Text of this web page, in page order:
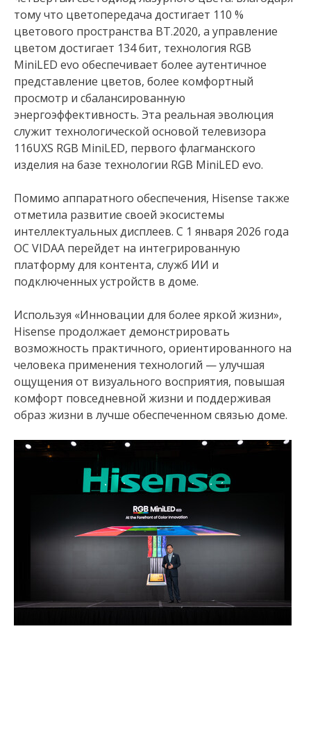
тому что цветопередача достигает 110 %
цветового пространства BT.2020, а управление
цветом достигает 134 бит, технология RGB
MiniLED evo обеспечивает более аутентичное
представление цветов, более комфортный
просмотр и сбалансированную
энергоэффективность. Эта реальная эволюция
служит технологической основой телевизора
116UXS RGB MiniLED, первого флагманского
изделия на базе технологии RGB MiniLED evo.
Помимо аппаратного обеспечения, Hisense также
отметила развитие своей экосистемы
интеллектуальных дисплеев. С 1 января 2026 года
ОС VIDAA перейдет на интегрированную
платформу для контента, служб ИИ и
подключенных устройств в доме.
Используя «Инновации для более яркой жизни»,
Hisense продолжает демонстрировать
возможность практичного, ориентированного на
человека применения технологий — улучшая
ощущения от визуального восприятия, повышая
комфорт повседневной жизни и поддерживая
образ жизни в лучше обеспеченном связью доме.